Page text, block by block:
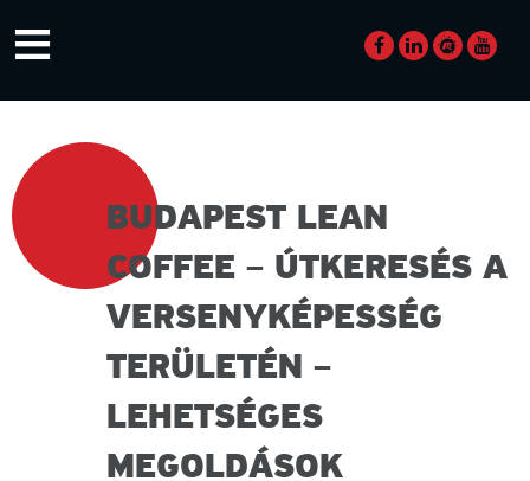
≡
BUDAPEST LEAN
COFFEE – ÚTKERESÉS A
VERSENYKÉPESSÉG
TERÜLETÉN –
LEHETSÉGES
MEGOLDÁSOK